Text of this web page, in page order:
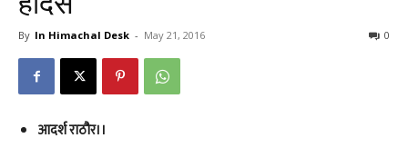
By In Himachal Desk - May 21, 2016 0
आदर्श राठौर।।